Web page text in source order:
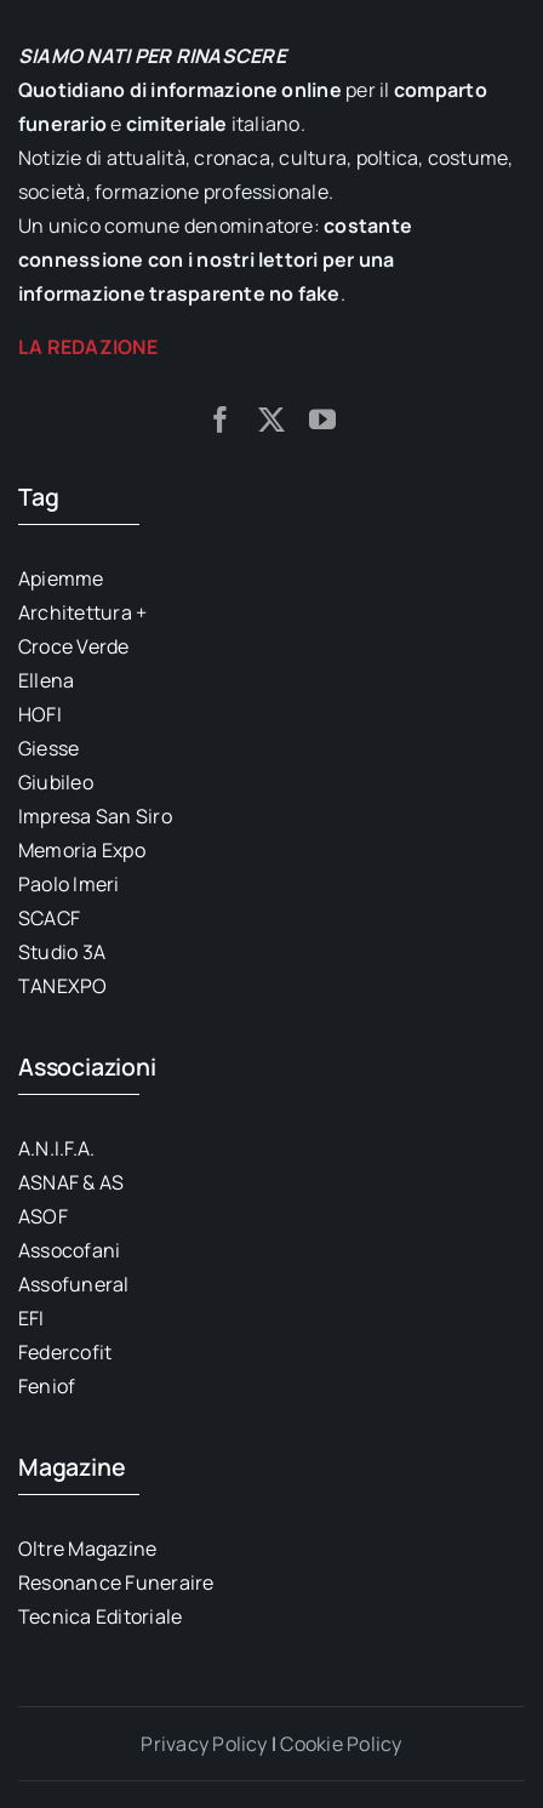
SIAMO NATI PER RINASCERE
Quotidiano di informazione online per il comparto
funerarioecimiteriale italiano.
Notizie di attualità, cronaca, cultura, poltica, costume,
società, formazione professionale.
Un unico comune denominatore:costante
connessione con i nostri lettori per una
informazione trasparente no fake.
LA REDAZIONE
Tag
Apiemme
Architettura +
Croce Verde
Ellena
HOFI
Giesse
Giubileo
Impresa San Siro
Memoria Expo
Paolo Imeri
SCACF
Studio 3A
TANEXPO
Associazioni
A.N.I.F.A.
ASNAF & AS
ASOF
Assocofani
Assofuneral
EFI
Federcofit
Feniof
Magazine
Oltre Magazine
Resonance Funeraire
Tecnica Editoriale
Privacy Policy |Cookie Policy